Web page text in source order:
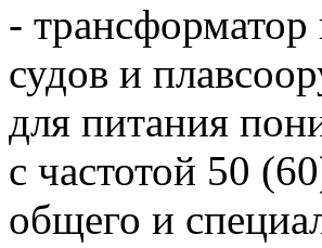
-
судов и
для питания
с частотой 50
общего и